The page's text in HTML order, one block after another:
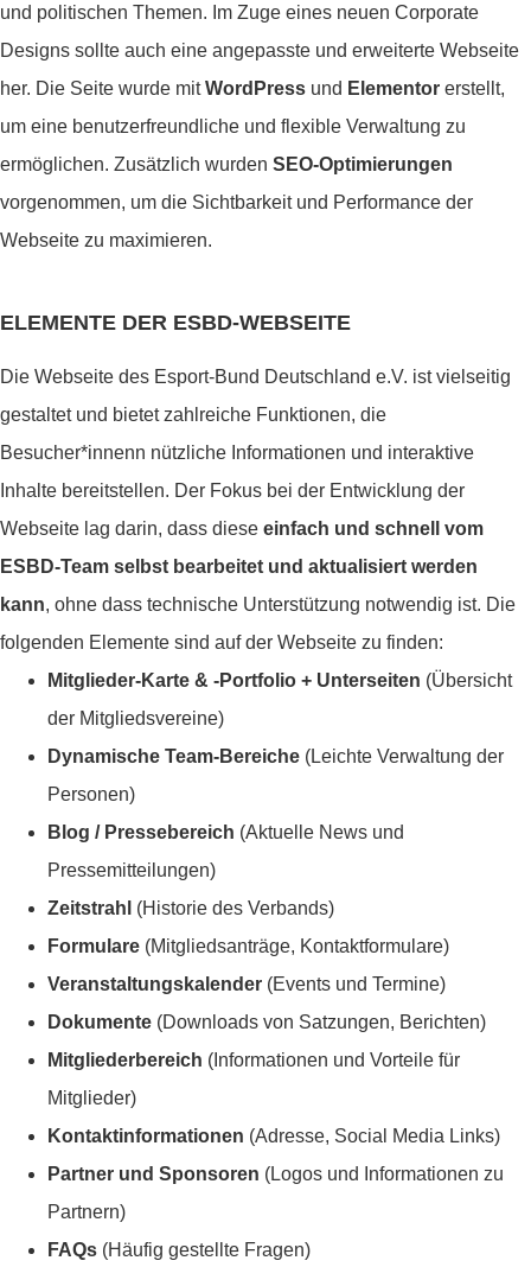
und politischen Themen. Im Zuge eines neuen Corporate
Designs sollte auch eine angepasste und erweiterte Webseite
her. Die Seite wurde mitWordPress und Elementor erstellt,
um eine benutzerfreundliche und flexible Verwaltung zu
ermöglichen. Zusätzlich wurden SEO-Optimierungen
vorgenommen, um die Sichtbarkeit und Performance der
Webseite zu maximieren.
ELEMENTE DER ESBD-WEBSEITE
Die Webseite des Esport-Bund Deutschland e.V. ist vielseitig
gestaltet und bietet zahlreiche Funktionen, die
Besucher*innenn nützliche Informationen und interaktive
Inhalte bereitstellen. Der Fokus bei der Entwicklung der
Webseite lag darin, dass diese einfach und schnell vom
ESBD-Team selbst bearbeitet und aktualisiert werden
kann, ohne dass technische Unterstützung notwendig ist. Die
folgenden Elemente sind auf der Webseite zu finden:
Mitglieder-Karte & -Portfolio + Unterseiten (Übersicht
der Mitgliedsvereine)
Dynamische Team-Bereiche (Leichte Verwaltung der
Personen)
Blog / Pressebereich (Aktuelle News und
Pressemitteilungen)
Zeitstrahl (Historie des Verbands)
Formulare (Mitgliedsanträge, Kontaktformulare)
Veranstaltungskalender (Events und Termine)
Dokumente (Downloads von Satzungen, Berichten)
Mitgliederbereich (Informationen und Vorteile für
Mitglieder)
Kontaktinformationen (Adresse, Social Media Links)
Partner und Sponsoren (Logos und Informationen zu
Partnern)
FAQs (Häufig gestellte Fragen)